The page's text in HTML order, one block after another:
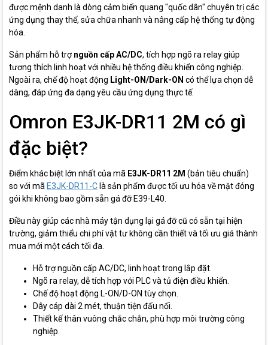
được mệnh danh là dòng cảm biến quang "quốc dân" chuyên trị các
ứng dụng thay thế, sửa chữa nhanh và nâng cấp hệ thống tự động
hóa.
Sản phẩm hỗ trợnguồn cấp AC/DC, tích hợp ngõ ra relay giúp
tương thích linh hoạt với nhiều hệ thống điều khiển công nghiệp.
Ngoài ra, chế độ hoạt động Light-ON/Dark-ON có thể lựa chọn dễ
dàng, đáp ứng đa dạng yêu cầu ứng dụng thực tế.
Omron E3JK-DR11 2M có gì
đặc biệt?
Điểm khác biệt lớn nhất của mã E3JK-DR11 2M (bản tiêu chuẩn)
so với mã E3JK-DR11-C là sản phẩm được tối ưu hóa về mặt đóng
gói khi không bao gồm sẵn gá đỡ E39-L40.
Điều này giúp các nhà máy tận dụng lại gá đỡ cũ có sẵn tại hiện
trường, giảm thiểu chi phí vật tư không cần thiết và tối ưu giá thành
mua mới một cách tối đa.
Hỗ trợ nguồn cấp AC/DC, linh hoạt trong lắp đặt.
Ngõ ra relay, dễ tích hợp với PLC và tủ điện điều khiển.
Chế độ hoạt động L-ON/D-ON tùy chọn.
Dây cáp dài 2 mét, thuận tiện đấu nối.
Thiết kế thân vuông chắc chắn, phù hợp môi trường công
nghiệp.